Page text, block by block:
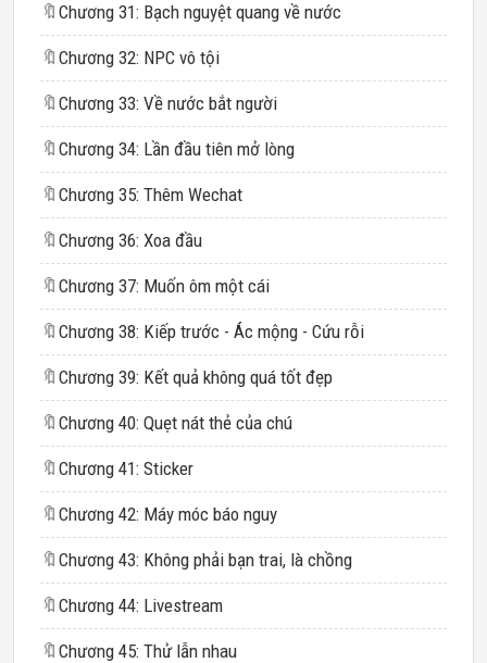
🔖 Chương 31: Bạch nguyệt quang về nước
🔖 Chương 32: NPC vô tội
🔖 Chương 33: Về nước bắt người
🔖 Chương 34: Lần đầu tiên mở lòng
🔖 Chương 35: Thêm Wechat
🔖 Chương 36: Xoa đầu
🔖 Chương 37: Muốn ôm một cái
🔖 Chương 38: Kiếp trước - Ác mộng - Cứu rỗi
🔖 Chương 39: Kết quả không quá tốt đẹp
🔖 Chương 40: Quẹt nát thẻ của chú
🔖 Chương 41: Sticker
🔖 Chương 42: Máy móc báo nguy
🔖 Chương 43: Không phải bạn trai, là chồng
🔖 Chương 44: Livestream
🔖 Chương 45: Thử lẫn nhau